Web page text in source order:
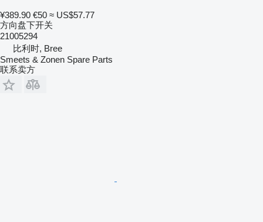
¥389.90 €50 ≈ US$57.77
方向盘下开关
21005294
比利时, Bree
Smeets & Zonen Spare Parts
联系卖方